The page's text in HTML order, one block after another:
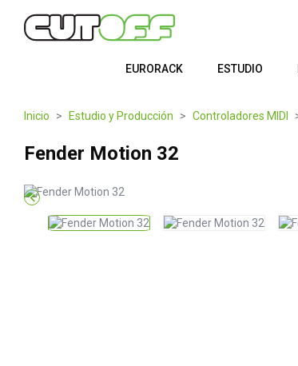
EURORACK ESTUDIO
Inicio Estudio y Producción Controladores MIDI
Fender Motion 32
